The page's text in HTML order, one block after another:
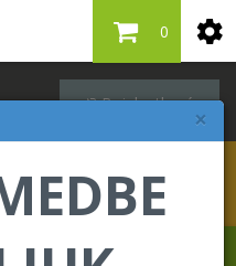
×
Bejelentkezés
0
Önt a Forever